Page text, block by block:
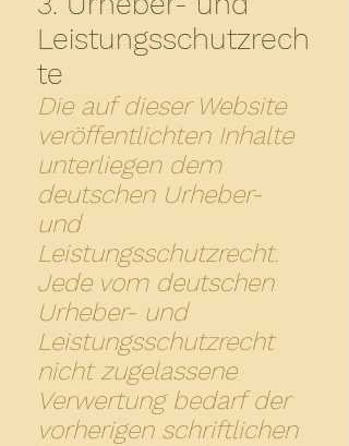
Leistungsschutzrech
te
Die auf dieser Website
veröffentlichten Inhalte
unterliegen dem
deutschen Urheber-
und
Leistungsschutzrecht.
Jede vom deutschen
Urheber- und
Leistungsschutzrecht
nicht zugelassene
Verwertung bedarf der
vorherigen schriftlichen